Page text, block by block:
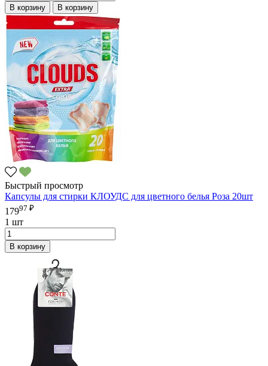
В корзину В корзину
Быстрый просмотр
Капсулы для стирки КЛОУДС для цветного белья Роза 20шт
17997 ₽
1 шт
В корзину